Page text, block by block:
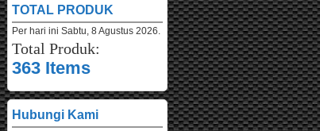
TOTAL PRODUK
Per hari ini Sabtu, 8 Agustus 2026.
Total Produk:
363 Items
Hubungi Kami